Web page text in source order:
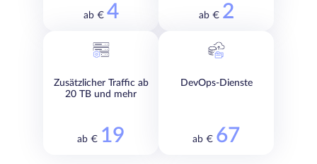
ab € 4 ab € 2
Zusätzlicher Traffic ab
20 TB und mehr
ab € 19
DevOps-Dienste
ab € 67